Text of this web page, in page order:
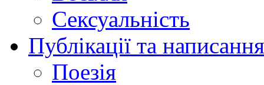
Сексуальність
Публікації та
Поезія